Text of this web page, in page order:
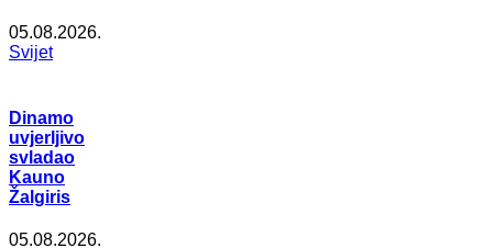
05.08.2026.
Svijet
Dinamo
uvjerljivo
svladao
Kauno
Žalgiris
05.08.2026.